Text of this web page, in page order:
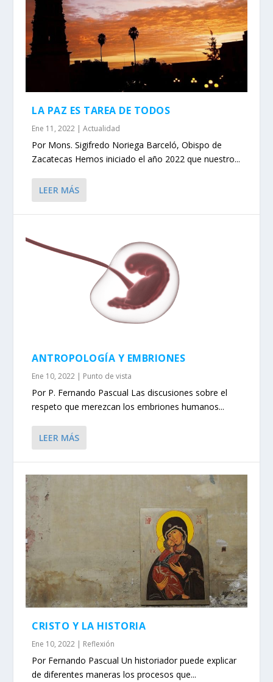
LA PAZ ES TAREA DE TODOS
Ene 11, 2022 |Actualidad
Por Mons. Sigifredo Noriega Barceló, Obispo de
Zacatecas Hemos iniciado el año 2022 que nuestro...
LEER MÁS
ANTROPOLOGÍA Y EMBRIONES
Ene 10, 2022 | Punto de vista
Por P. Fernando Pascual Las discusiones sobre el
respeto que merezcan los embriones humanos...
LEER MÁS
CRISTO Y LA HISTORIA
Ene 10, 2022 | Reflexión
Por Fernando Pascual Un historiador puede explicar
de diferentes maneras los procesos que...